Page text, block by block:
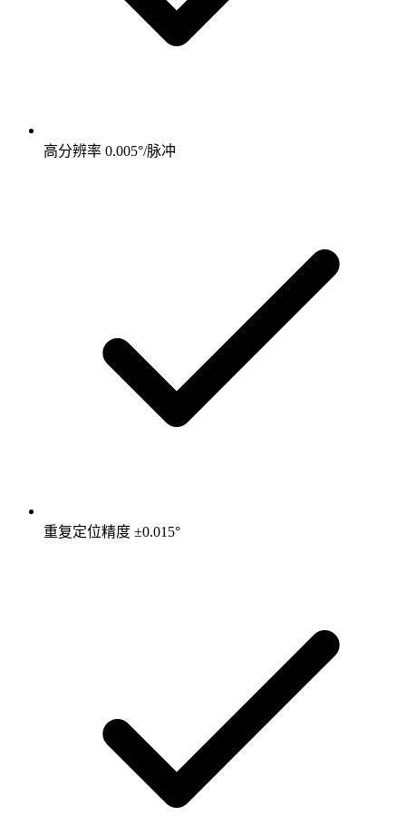
高分辨率 0.005°/脉冲
重复定位精度 ±0.015°